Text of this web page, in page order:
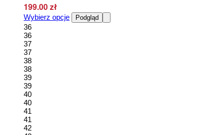
199.00zł
Wybierz opcje Ten
produkt
Podgląd
36
36
37
37
38
38
39
39
40
40
41
41
42